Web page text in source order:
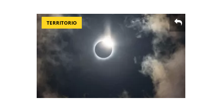
TERRITORIO